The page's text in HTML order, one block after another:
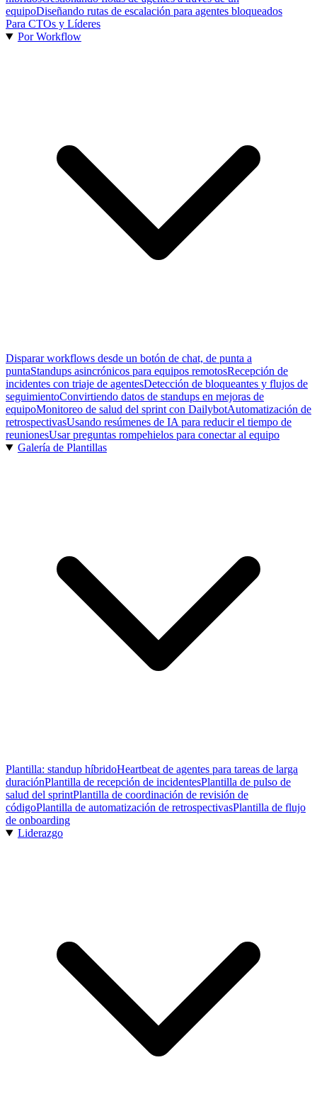
equipoDiseñando rutas de escalación para agentes bloqueados
Para CTOs y Líderes
Por Workflow
Disparar workflows desde un botón de chat, de punta a
puntaStandups asincrónicos para equipos remotosRecepción de
incidentes con triaje de agentesDetección de bloqueantes y flujos de
seguimientoConvirtiendo datos de standups en mejoras de
equipoMonitoreo de salud del sprint con DailybotAutomatización de
retrospectivasUsando resúmenes de IA para reducir el tiempo de
reunionesUsar preguntas rompehielos para conectar al equipo
Galería de Plantillas
Plantilla: standup híbridoHeartbeat de agentes para tareas de larga
duraciónPlantilla de recepción de incidentesPlantilla de pulso de
salud del sprintPlantilla de coordinación de revisión de
códigoPlantilla de automatización de retrospectivasPlantilla de flujo
de onboarding
Liderazgo